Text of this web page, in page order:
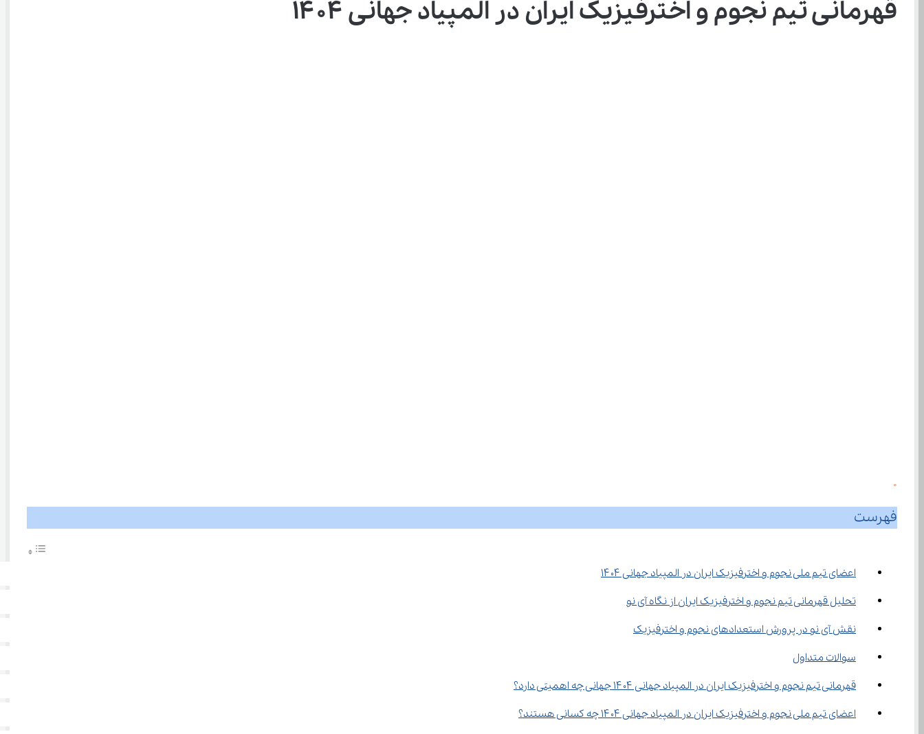
قهرمانی تیم نجوم و اخترفیزیک ایران در المپیاد جهانی ۱۴۰۴
0
فهرست
اعضای تیم ملی نجوم و اخترفیزیک ایران در المپیاد جهانی ۱۴۰۴
تحلیل قهرمانی تیم نجوم و اخترفیزیک ایران از نگاه آی نو
نقش آی نو در پرورش استعدادهای نجوم و اخترفیزیک
سوالات متداول
قهرمانی تیم نجوم و اخترفیزیک ایران در المپیاد جهانی ۱۴۰۴ جهانی چه اهمیتی دارد؟
اعضای تیم ملی نجوم و اخترفیزیک ایران در المپیاد جهانی ۱۴۰۴ چه کسانی هستند؟